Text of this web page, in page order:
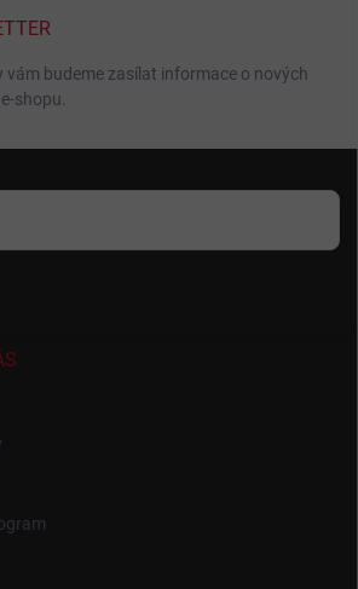
vám budeme zasílat informace o nových
shopu.